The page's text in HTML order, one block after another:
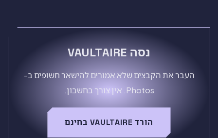
נסה VAULTAIRE
העבר את הקבצים שלא אמורים להישאר חשופים ב-
Photos. אין צורך בחשבון.
הורד VAULTAIRE בחינם